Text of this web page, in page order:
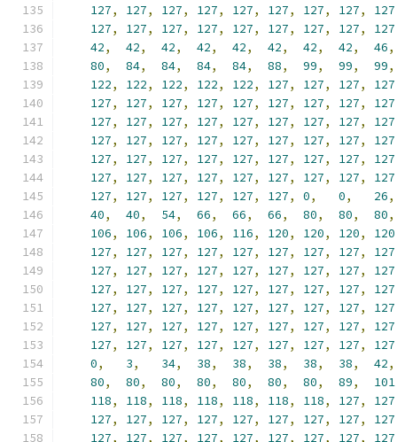
127, 127, 127, 127, 127, 127, 127, 127, 127
127, 127, 127, 127, 127, 127, 127, 127, 127
42, 42, 42, 42, 42, 42, 42, 42, 46,
80, 84, 84, 84, 84, 88, 99, 99, 99,
122, 122, 122, 122, 122, 127, 127, 127, 127
127, 127, 127, 127, 127, 127, 127, 127, 127
127, 127, 127, 127, 127, 127, 127, 127, 127
127, 127, 127, 127, 127, 127, 127, 127, 127
127, 127, 127, 127, 127, 127, 127, 127, 127
127, 127, 127, 127, 127, 127, 127, 127, 127
127, 127, 127, 127, 127, 127, 0, 0, 26,
40, 40, 54, 66, 66, 66, 80, 80, 80,
106, 106, 106, 106, 116, 120, 120, 120, 120
127, 127, 127, 127, 127, 127, 127, 127, 127
127, 127, 127, 127, 127, 127, 127, 127, 127
127, 127, 127, 127, 127, 127, 127, 127, 127
127, 127, 127, 127, 127, 127, 127, 127, 127
127, 127, 127, 127, 127, 127, 127, 127, 127
127, 127, 127, 127, 127, 127, 127, 127, 127
0, 3, 34, 38, 38, 38, 38, 38, 42,
80, 80, 80, 80, 80, 80, 80, 89, 101
118, 118, 118, 118, 118, 118, 118, 127, 127
127, 127, 127, 127, 127, 127, 127, 127, 127
127, 127, 127, 127, 127, 127, 127, 127, 127